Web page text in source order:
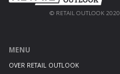
© RETAIL OUTLOOK 2020
MENU
OVER RETAIL OUTLOOK